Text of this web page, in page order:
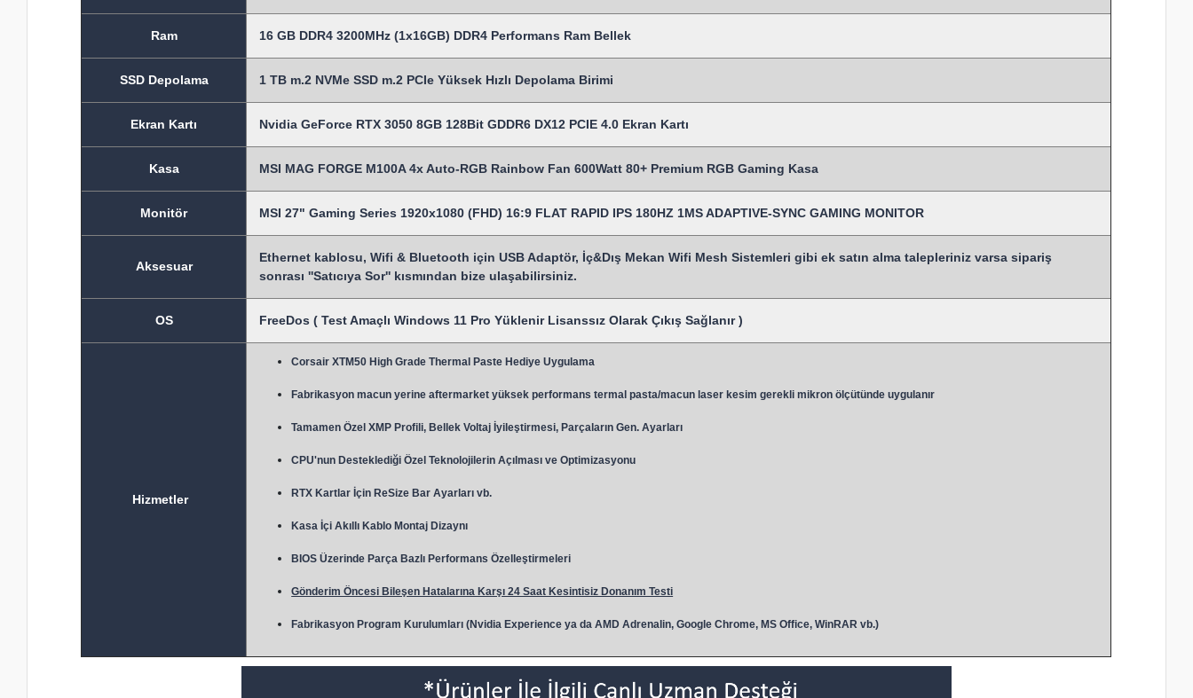
Ram 16 GB DDR4 3200MHz (1x16GB) DDR4 Performans Ram Bellek
SSD Depolama 1 TB m.2 NVMe SSD m.2 PCIe Yüksek Hızlı Depolama Birimi
Ekran Kartı Nvidia GeForce RTX 3050 8GB 128Bit GDDR6 DX12 PCIE 4.0 Ekran Kartı
Kasa MSI MAG FORGE M100A 4x Auto-RGB Rainbow Fan 600Watt 80+ Premium RGB Gaming Kasa
Monitör MSI 27" Gaming Series 1920x1080 (FHD) 16:9 FLAT RAPID IPS 180HZ 1MS ADAPTIVE-SYNC GAMING MONITOR
Aksesuar
Ethernet kablosu, Wifi & Bluetooth için USB Adaptör, İç&Dış Mekan Wifi Mesh Sistemleri gibi ek satın alma talepleriniz varsa sipariş
sonrası ''Satıcıya Sor'' kısmından bize ulaşabilirsiniz.
OS FreeDos ( Test Amaçlı Windows 11 Pro Yüklenir Lisanssız Olarak Çıkış Sağlanır )
Hizmetler
Corsair XTM50 High Grade Thermal Paste Hediye Uygulama
Fabrikasyon macun yerine aftermarket yüksek performans termal pasta/macun laser kesim gerekli mikron ölçütünde uygulanır
Tamamen Özel XMP Profili, Bellek Voltaj İyileştirmesi, Parçaların Gen. Ayarları
CPU'nun Desteklediği Özel Teknolojilerin Açılması ve Optimizasyonu
RTX Kartlar İçin ReSize Bar Ayarları vb.
Kasa İçi Akıllı Kablo Montaj Dizaynı
BIOS Üzerinde Parça Bazlı Performans Özelleştirmeleri
Gönderim Öncesi Bileşen Hatalarına Karşı 24 Saat Kesintisiz Donanım Testi
Fabrikasyon Program Kurulumları (Nvidia Experience ya da AMD Adrenalin, Google Chrome, MS Office, WinRAR vb.)